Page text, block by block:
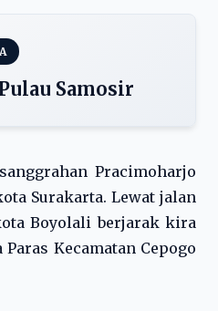
Samosir
Pracimoharjo
Surakarta. Lewat jalan
Boyolali berjarak kira
Kecamatan Cepogo